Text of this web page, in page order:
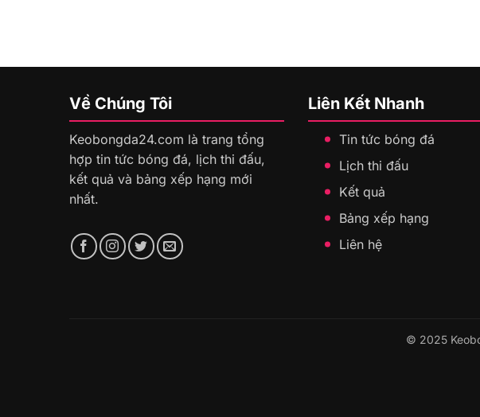
Về Chúng Tôi
Keobongda24.com là trang tổng
hợp tin tức bóng đá, lịch thi đấu,
kết quả và bảng xếp hạng mới
nhất.
Liên Kết Nhanh
Tin tức bóng đá
Lịch thi đấu
Kết quả
Bảng xếp hạng
Liên hệ
© 2025